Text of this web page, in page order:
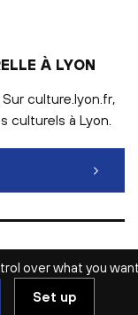
À LYON
culture.lyon.fr,
culturels à Lyon.
l'actualité culturelle
over what you
Set up